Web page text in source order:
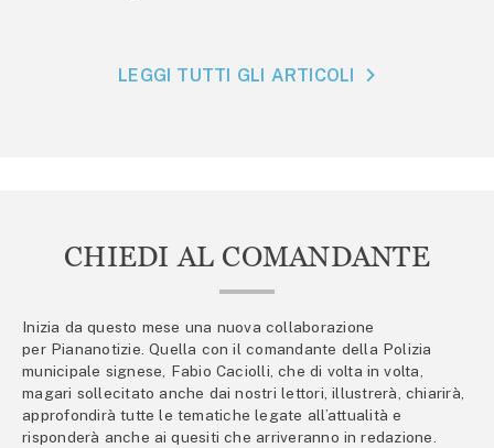
LEGGI TUTTI GLI ARTICOLI
CHIEDI AL COMANDANTE
Inizia da questo mese una nuova collaborazione
per Piananotizie. Quella con il comandante della Polizia
municipale signese, Fabio Caciolli, che di volta in volta,
magari sollecitato anche dai nostri lettori, illustrerà, chiarirà,
approfondirà tutte le tematiche legate all’attualità e
risponderà anche ai quesiti che arriveranno in redazione.